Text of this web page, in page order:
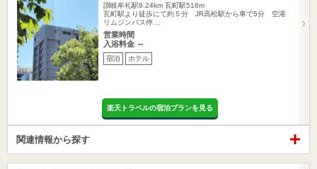
讃岐牟礼駅9.24km 瓦町駅518m
瓦町駅より徒歩にて約５分 JR高松駅から車で5分 空港
リムジンバス停…
営業時間
入浴料金 ～
宿泊 ホテル
楽天トラベルの宿泊プランを見る
関連情報から探す